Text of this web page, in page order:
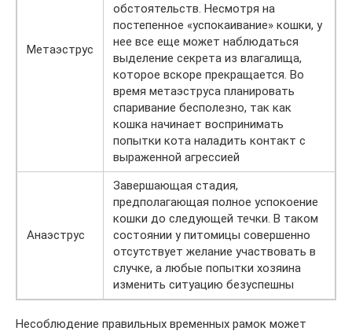
Метаэструс
обстоятельств. Несмотря на
постепенное «успокаивание» кошки, у
нее все еще может наблюдаться
выделение секрета из влагалища,
которое вскоре прекращается. Во
время метаэструса планировать
спаривание бесполезно, так как
кошка начинает воспринимать
попытки кота наладить контакт с
выраженной агрессией
Анаэструс
Завершающая стадия,
предполагающая полное успокоение
кошки до следующей течки. В таком
состоянии у питомицы совершенно
отсутствует желание участвовать в
случке, а любые попытки хозяина
изменить ситуацию безуспешны
Несоблюдение правильных временных рамок может